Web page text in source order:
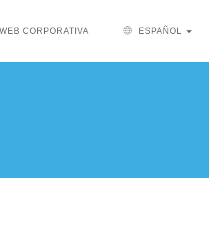
WEB CORPORATIVA ESPAÑOL